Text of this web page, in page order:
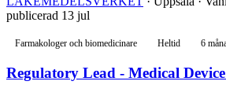
publicerad 13 jul
Farmakologer och biomedicinare Heltid 6
Regulatory Lead - Medical